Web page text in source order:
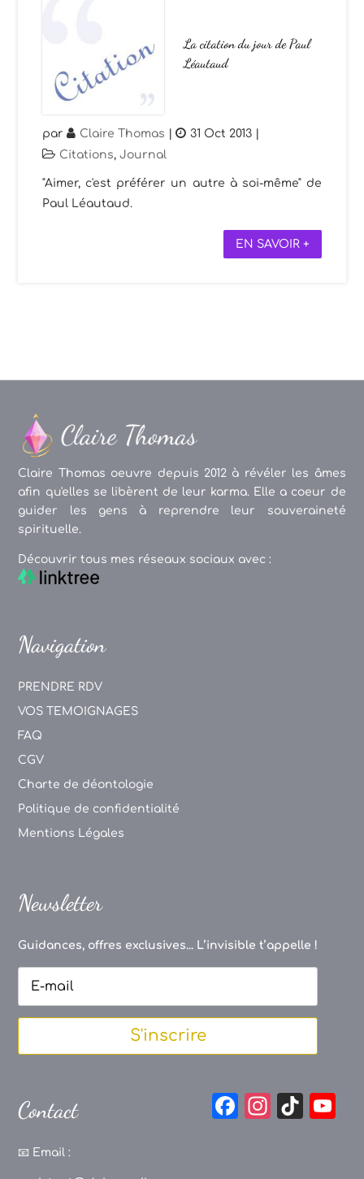
La citation du jour de Paul
Léautaud
par Claire Thomas | 31 Oct 2013 |
Citations,Journal
"Aimer, c'est préférer un autre à soi-même" de
Paul Léautaud.
EN SAVOIR +
Claire Thomas oeuvre depuis 2012 à révéler les âmes
afin qu'elles se libèrent de leur karma. Elle a coeur de
guider les gens à reprendre leur souveraineté
spirituelle.
Découvrir tous mes réseaux sociaux avec :
Navigation
PRENDRE RDV
VOS TEMOIGNAGES
FAQ
CGV
Charte de déontologie
Politique de confidentialité
Mentions Légales
Newsletter
Guidances, offres exclusives... L’invisible t’appelle !
S'inscrire
Contact
📧 Email :
F
In Ti